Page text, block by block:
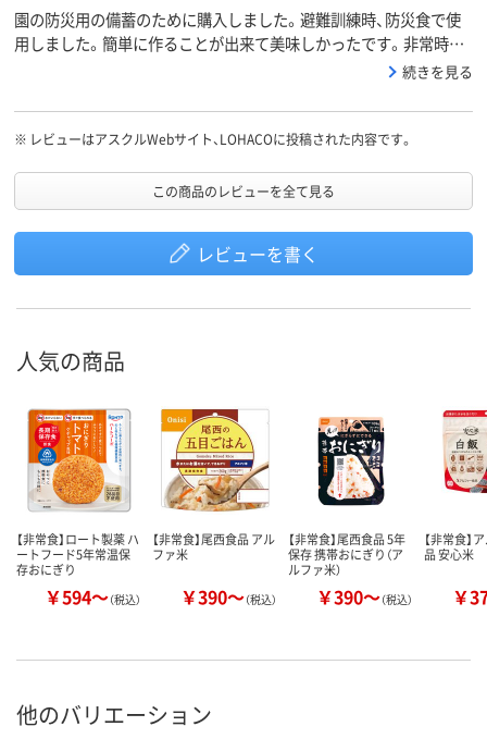
園の防災用の備蓄のために購入しました。避難訓練時、防災食で使
用しました。簡単に作ることが出来て美味しかったです。非常時に
使用することがないとよいですが…。今後もローリングストックし
続きを見る
※ レビューはアスクルWebサイト、LOHACOに投稿された内容です。
この商品のレビューを全て見る
レビューを書く
人気の商品
【非常食】ロート製薬 ハ
ートフード5年常温保
存おにぎり
￥594～（税込）
【非常食】尾西食品 アル
ファ米
￥390～（税込）
【非常食】尾西食品 5年
保存 携帯おにぎり（ア
ルファ米）
￥390～（税込）
【非常食】
品 安心米
￥
他のバリエーション